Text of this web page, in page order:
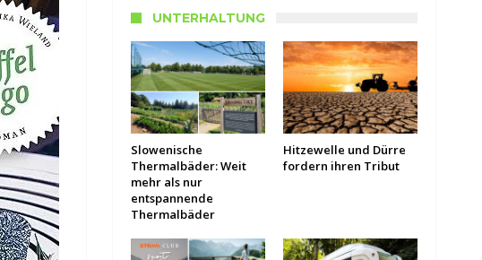
UNTERHALTUNG
Slowenische
Thermalbäder: Weit
mehr als nur
entspannende
Thermalbäder
Hitzewelle und Dürre
fordern ihren Tribut